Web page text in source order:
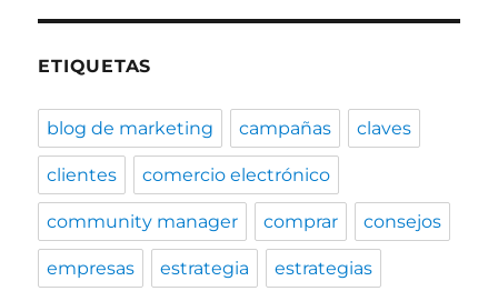
ETIQUETAS
blog de marketing campañas claves
clientes comercio electrónico
community manager comprar consejos
empresas estrategia estrategias